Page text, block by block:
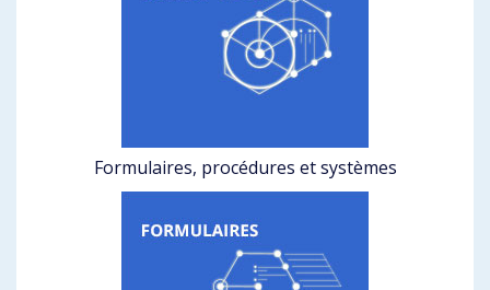
Formulaires, procédures et systèmes